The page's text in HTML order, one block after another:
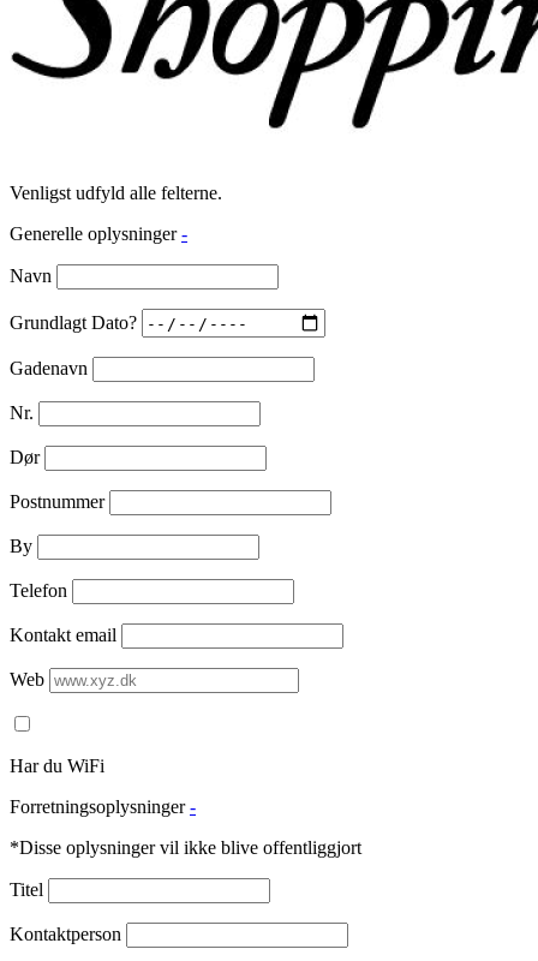
Venligst udfyld alle felterne.
Generelle oplysninger -
Navn
Grundlagt Dato?
Gadenavn
Nr.
Dør
Postnummer
By
Telefon
Kontakt email
Web
Har du WiFi
Forretningsoplysninger -
*Disse oplysninger vil ikke blive offentliggjort
Titel
Kontaktperson